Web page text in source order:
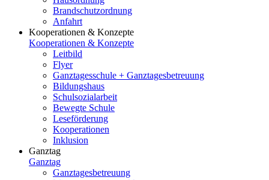
Brandschutzordnung
Anfahrt
Kooperationen & Konzepte
Kooperationen & Konzepte
Leitbild
Flyer
Ganztagesschule + Ganztagesbetreuung
Bildungshaus
Schulsozialarbeit
Bewegte Schule
Leseförderung
Kooperationen
Inklusion
Ganztag
Ganztag
Ganztagesbetreuung